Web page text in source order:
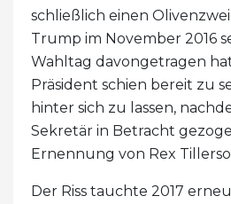
schließlich einen
Trump im November 2016
Wahltag davongetragen
Präsident schien bereit zu
hinter sich zu lassen,
Sekretär in Betracht
Ernennung von Rex
Der Riss tauchte 2017